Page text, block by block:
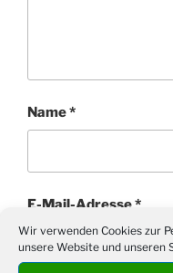
Wir verwenden Cookies zur
unsere Website und unseren
Name*
E-Mail-Adresse*